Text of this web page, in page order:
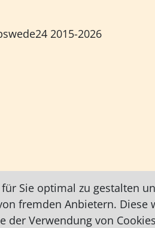
2015-2026
Sie optimal zu gestalten
fremden Anbietern.
der Verwendung von